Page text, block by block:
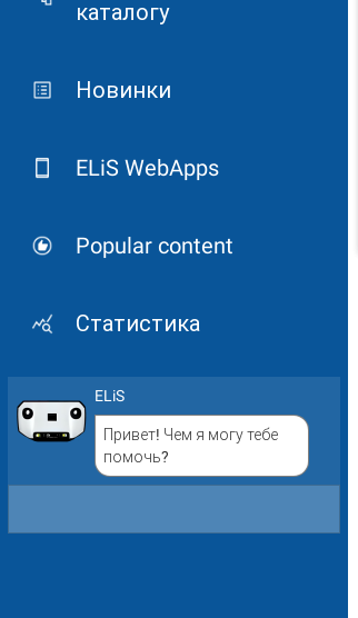
каталогу
Новинки
ELiS WebApps
Popular content
Статистика
ELiS
Привет! Чем я могу тебе
помочь?